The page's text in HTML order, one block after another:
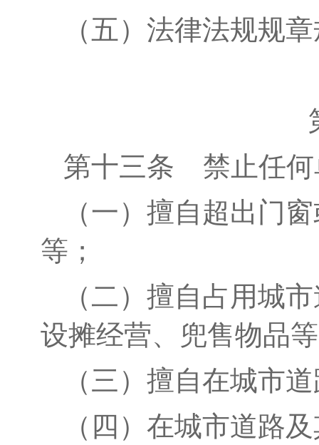
（五）法律法规规
第十三条 禁止任何
（一）擅自超出门
等；
（二）擅自占用城
设摊经营、兜售物品
（三）擅自在城市
（四）在城市道路